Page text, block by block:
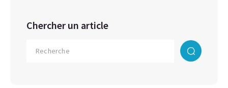
Chercher un article